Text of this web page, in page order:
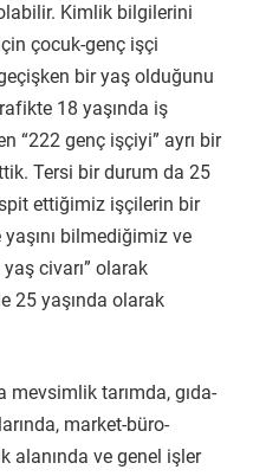
Kimlik bilgilerini
çocuk-genç işçi
bir yaş olduğunu
18 yaşında iş
“222 genç işçiyi” ayrı bir
Tersi bir durum da 25
ettiğimiz işçilerin bir
yaşını bilmediğimiz ve
civarı” olarak
25 yaşında olarak
mevsimlik tarımda, gıda-
market-büro-
alanında ve genel işler